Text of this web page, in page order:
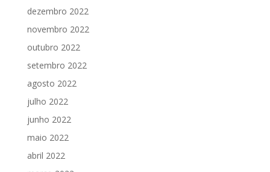
dezembro 2022
novembro 2022
outubro 2022
setembro 2022
agosto 2022
julho 2022
junho 2022
maio 2022
abril 2022